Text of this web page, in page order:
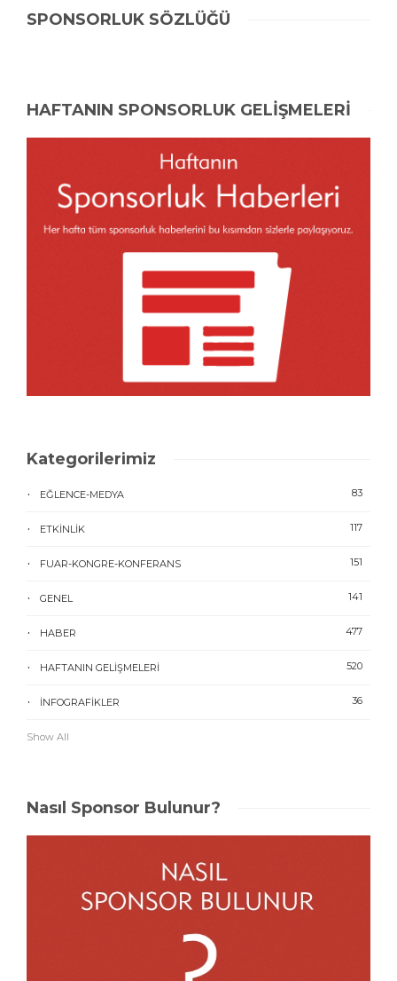
SPONSORLUK SÖZLÜĞÜ
HAFTANIN SPONSORLUK GELİŞMELERİ
Kategorilerimiz
EĞLENCE-MEDYA 83
ETKINLIK 117
FUAR-KONGRE-KONFERANS 151
GENEL 141
HABER 477
HAFTANIN GELIŞMELERI 520
İNFOGRAFIKLER 36
Show All
Nasıl Sponsor Bulunur?